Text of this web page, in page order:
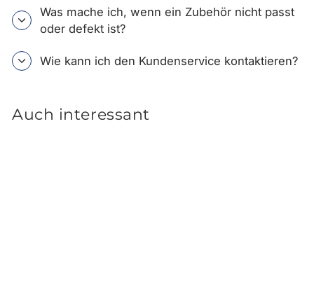
Was mache ich, wenn ein Zubehör nicht passt
oder defekt ist?
Wie kann ich den Kundenservice kontaktieren?
Auch interessant